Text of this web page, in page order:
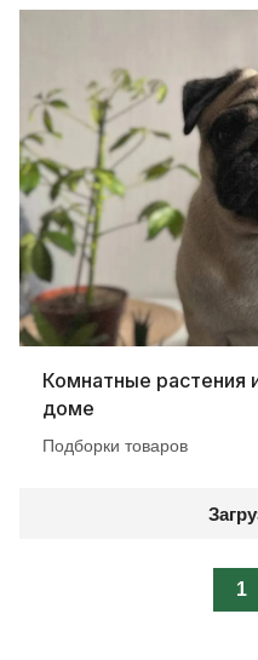
Комнатные
доме
Подборки товаров
1